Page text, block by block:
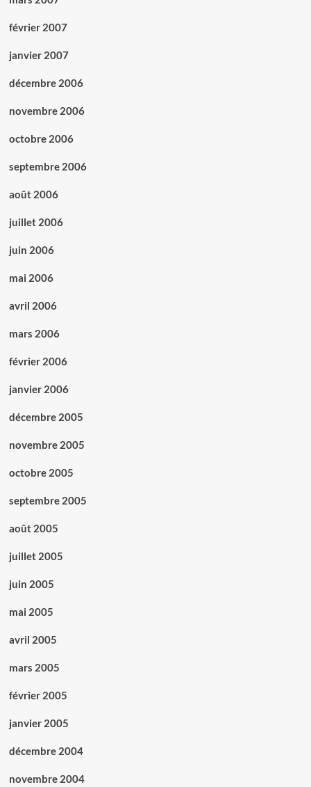
février 2007
janvier 2007
décembre 2006
novembre 2006
octobre 2006
septembre 2006
août 2006
juillet 2006
juin 2006
mai 2006
avril 2006
mars 2006
février 2006
janvier 2006
décembre 2005
novembre 2005
octobre 2005
septembre 2005
août 2005
juillet 2005
juin 2005
mai 2005
avril 2005
mars 2005
février 2005
janvier 2005
décembre 2004
novembre 2004